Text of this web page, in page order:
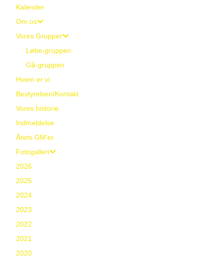
Kalender
Om os
Vores Grupper
Løbe-gruppen
Gå-gruppen
Hvem er vi
Bestyrelsen/Kontakt
Vores historie
Indmeldelse
Årets GM'er
Fotogalleri
2026
2025
2024
2023
2022
2021
2020